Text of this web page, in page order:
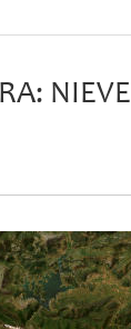
NIEVE